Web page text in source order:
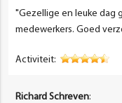
"Gezellige en leuke dag
medewerkers. Goed
Activiteit:
Richard Schreven: